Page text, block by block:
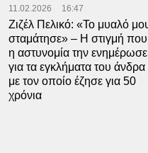
11.02.2026 16:47
Ζιζέλ Πελικό: «Το μυαλό
σταμάτησε» – Η στιγμή που
η αστυνομία την ενημέρωσε
για τα εγκλήματα του άνδρα
με τον οποίο έζησε για 50
χρόνια